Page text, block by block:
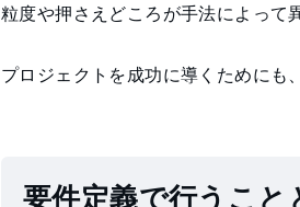
粒度や押さえどころが手法によって
プロジェクトを成功に導くためにも
要件定義で行うこと